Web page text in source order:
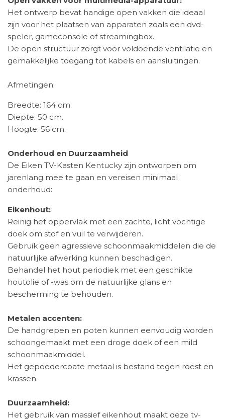
Het ontwerp bevat handige open vakken die ideaal
zijn voor het plaatsen van apparaten zoals een dvd-
speler, gameconsole of streamingbox.
De open structuur zorgt voor voldoende ventilatie en
gemakkelijke toegang tot kabels en aansluitingen.
Afmetingen:
Breedte: 164 cm.
Diepte: 50 cm.
Hoogte: 56 cm.
Onderhoud en Duurzaamheid
De Eiken TV-Kasten Kentucky zijn ontworpen om
jarenlang mee te gaan en vereisen minimaal
onderhoud:
Eikenhout:
Reinig het oppervlak met een zachte, licht vochtige
doek om stof en vuil te verwijderen.
Gebruik geen agressieve schoonmaakmiddelen die de
natuurlijke afwerking kunnen beschadigen.
Behandel het hout periodiek met een geschikte
houtolie of -was om de natuurlijke glans en
bescherming te behouden.
Metalen accenten:
De handgrepen en poten kunnen eenvoudig worden
schoongemaakt met een droge doek of een mild
schoonmaakmiddel.
Het gepoedercoate metaal is bestand tegen roest en
krassen.
Duurzaamheid:
Het gebruik van massief eikenhout maakt deze tv-